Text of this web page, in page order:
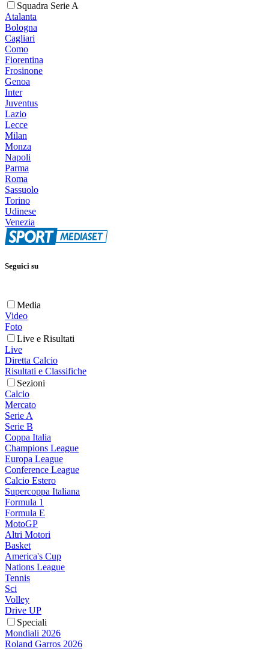
Squadra Serie A
Atalanta
Bologna
Cagliari
Como
Fiorentina
Frosinone
Genoa
Inter
Juventus
Lazio
Lecce
Milan
Monza
Napoli
Parma
Roma
Sassuolo
Torino
Udinese
Venezia
Seguici su
Media
Video
Foto
Live e Risultati
Live
Diretta Calcio
Risultati e Classifiche
Sezioni
Calcio
Mercato
Serie A
Serie B
Coppa Italia
Champions League
Europa League
Conference League
Calcio Estero
Supercoppa Italiana
Formula 1
Formula E
MotoGP
Altri Motori
Basket
America's Cup
Nations League
Tennis
Sci
Volley
Drive UP
Speciali
Mondiali 2026
Roland Garros 2026